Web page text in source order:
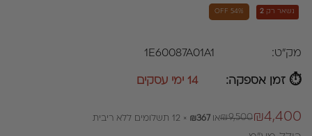
נשאר רק 2
54% OFF
מק"ט: 1E60087A01A1
⏱ זמן אספקה: 14 ימי עסקים
מחיר
₪4,400
מחיר
₪9,500או₪367 × 12 תשלומים ללא ריבית